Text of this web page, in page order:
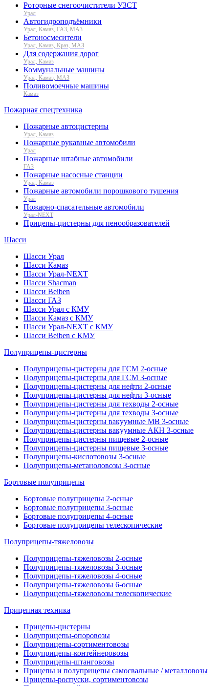
Роторные снегоочистители УЗСТ
Урал
Автогидроподъёмники
Урал, Камаз, ГАЗ, МАЗ
Бетоносмесители
Урал, Камаз, Краз, МАЗ
Для содержания дорог
Урал, Камаз
Коммунальные машины
Урал, Камаз, МАЗ
Поливомоечные машины
Камаз
Пожарная спецтехника
Пожарные автоцистерны
Урал, Камаз
Пожарные рукавные автомобили
Урал
Пожарные штабные автомобили
ГАЗ
Пожарные насосные станции
Урал, Камаз
Пожарные автомобили порошкового тушения
Урал
Пожарно-спасательные автомобили
Урал-NEXT
Прицепы-цистерны для пенообразователей
Шасси
Шасси Урал
Шасси Камаз
Шасси Урал-NEXT
Шасси Shacman
Шасси Beiben
Шасси ГАЗ
Шасси Урал с КМУ
Шасси Камаз с КМУ
Шасси Урал-NEXT с КМУ
Шасси Beiben с КМУ
Полуприцепы-цистерны
Полуприцепы-цистерны для ГСМ 2-осные
Полуприцепы-цистерны для ГСМ 3-осные
Полуприцепы-цистерны для нефти 2-осные
Полуприцепы-цистерны для нефти 3-осные
Полуприцепы-цистерны для техводы 2-осные
Полуприцепы-цистерны для техводы 3-осные
Полуприцепы-цистерны вакуумные МВ 3-осные
Полуприцепы-цистерны вакуумные АКН 3-осные
Полуприцепы-цистерны пищевые 2-осные
Полуприцепы-цистерны пищевые 3-осные
Полуприцепы-кислотовозы 3-осные
Полуприцепы-метаноловозы 3-осные
Бортовые полуприцепы
Бортовые полуприцепы 2-осные
Бортовые полуприцепы 3-осные
Бортовые полуприцепы 4-осные
Бортовые полуприцепы телескопические
Полуприцепы-тяжеловозы
Полуприцепы-тяжеловозы 2-осные
Полуприцепы-тяжеловозы 3-осные
Полуприцепы-тяжеловозы 4-осные
Полуприцепы-тяжеловозы 6-осные
Полуприцепы-тяжеловозы телескопические
Прицепная техника
Прицепы-цистерны
Полуприцепы-опоровозы
Полуприцепы-сортиментовозы
Полуприцепы-контейнеровозы
Полуприцепы-штанговозы
Прицепы и полуприцепы самосвальные / металловозы
Прицепы-роспуски, сортиментовозы